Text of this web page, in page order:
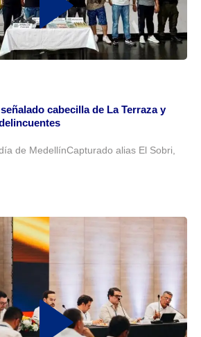
señalado cabecilla de La Terraza y
de MedellínCapturado alias El Sobri,